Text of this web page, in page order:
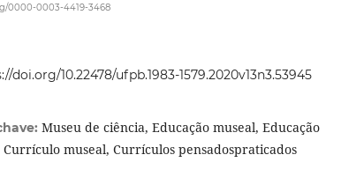
0000-0003-4419-3468
doi.org/10.22478/ufpb.1983-1579.2020v13n3.53945
Museu de ciência, Educação museal, Educação
museal, Currículos pensadospraticados